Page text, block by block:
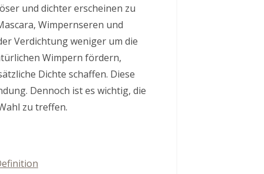
und dichter erscheinen zu
Wimpernseren und
Verdichtung weniger um die
Wimpern fördern,
Dichte schaffen. Diese
Dennoch ist es wichtig, die
zu treffen.